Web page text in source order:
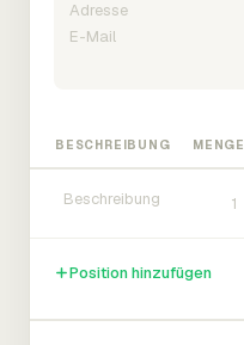
BESCHREIBUNG MENGE
Position hinzufügen